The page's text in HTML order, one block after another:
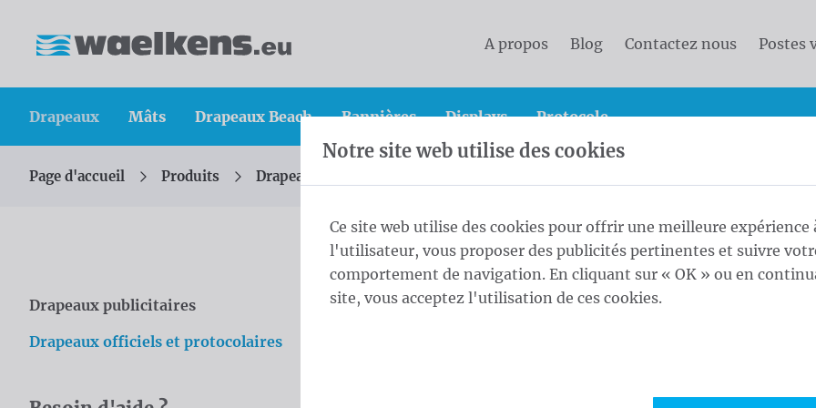
A propos Blog Contactez nous Postes
Drapeaux Mâts Drapeaux Beach Bannières Displays Protocole
Vous êtes ici :
Page d'accueil Produits Drapeaux
Skip categories
Drapeaux publicitaires
Drapeaux officiels et protocolaires
Drapeaux de province et
Faire imprimer des drapeaux chez Waelkens est un excellent
province ou votre communauté. L'aspect de nos drapeaux est
pouvez vous adresser à nous pour des drapeaux de toutes les
Notre site web utilise des cookies
Ce site web utilise des cookies pour offrir une meilleure expérience
l'utilisateur, vous proposer des publicités pertinentes et suivre
comportement de navigation. En cliquant sur « OK » ou en
site, vous acceptez l'utilisation de ces cookies.